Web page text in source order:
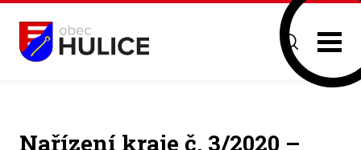
Nařízení kraje č. 3/2020 –